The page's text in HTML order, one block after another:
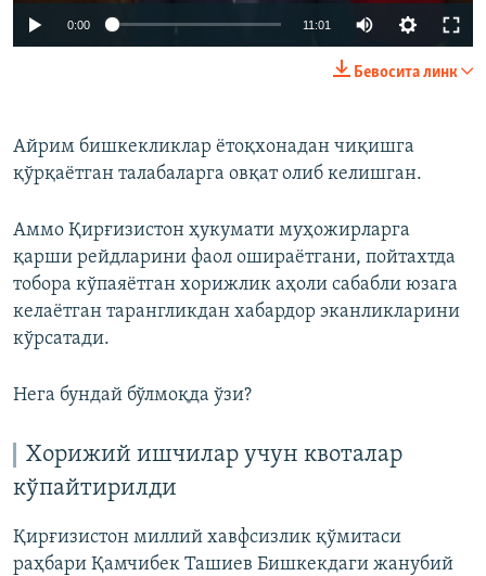
720p 1080p
0:00 11:01
720p
Бевосита линк
Айрим бишкекликлар ётоқхонадан чиқишга
қўрқаётган талабаларга овқат олиб келишган.
Аммо Қирғизистон ҳукумати муҳожирларга
қарши рейдларини фаол ошираётгани, пойтахтда
тобора кўпаяётган хорижлик аҳоли сабабли юзага
келаётган тарангликдан хабардор эканликларини
кўрсатади.
Нега бундай бўлмоқда ўзи?
Хорижий ишчилар учун квоталар
кўпайтирилди
Қирғизистон миллий хавфсизлик қўмитаси
раҳбари Қамчибек Ташиев Бишкекдаги жанубий